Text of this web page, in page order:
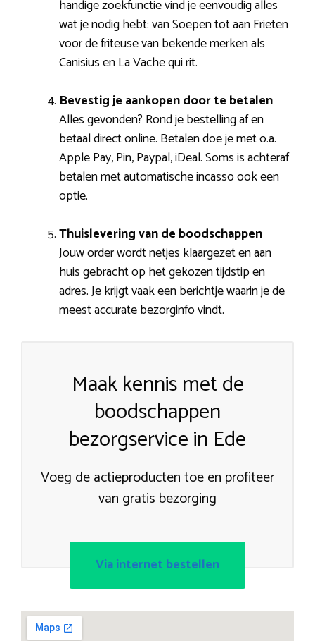
handige zoekfunctie vind je eenvoudig alles
wat je nodig hebt: van Soepen tot aan Frieten
voor de friteuse van bekende merken als
Canisius en La Vache qui rit.
Bevestig je aankopen door te betalen
Alles gevonden? Rond je bestelling af en
betaal direct online. Betalen doe je met o.a.
Apple Pay, Pin, Paypal, iDeal. Soms is achteraf
betalen met automatische incasso ook een
optie.
Thuislevering van de boodschappen
Jouw order wordt netjes klaargezet en aan
huis gebracht op het gekozen tijdstip en
adres. Je krijgt vaak een berichtje waarin je de
meest accurate bezorginfo vindt.
Maak kennis met de
boodschappen
bezorgservice in Ede
Voeg de actieproducten toe en profiteer
van gratis bezorging
Via internet bestellen